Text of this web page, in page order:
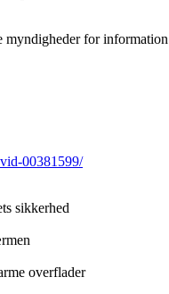
for information
00381599/
sikkerhed
overflader